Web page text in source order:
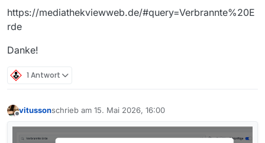
https://mediathekviewweb.de/#query=Verbrannte%20E
rde
Danke!
1 Antwort
vitussonschrieb am 15. Mai 2026, 16:00
zuletzt editiert von